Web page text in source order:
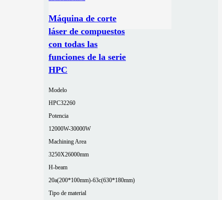
Máquina de corte
láser de compuestos
con todas las
funciones de la serie
HPC
Modelo
HPC32260
Potencia
12000W-30000W
Machining Area
3250X26000mm
H-beam
20a(200*100mm)-63c(630*180mm)
Tipo de material